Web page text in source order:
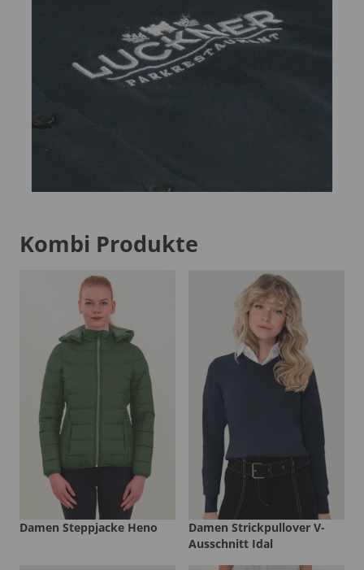
Kombi Produkte
Damen Steppjacke Heno
Damen Strickpullover V-
Ausschnitt Idal